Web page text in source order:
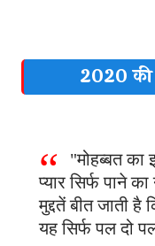
2020 की
"मोहब्बत का
प्यार सिर्फ पाने का
मुद्दतें बीत जाती
यह सिर्फ पल दो